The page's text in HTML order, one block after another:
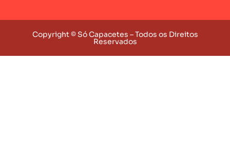
Copyright © Só Capacetes – Todos os Direitos
Reservados